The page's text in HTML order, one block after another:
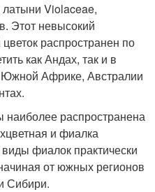
Violaceae,
Этот невысокий
распространен по
как Андах, так и в
Африке, Австралии
распространена
и фиалка
фиалок практически
от южных регионов
Сибири.